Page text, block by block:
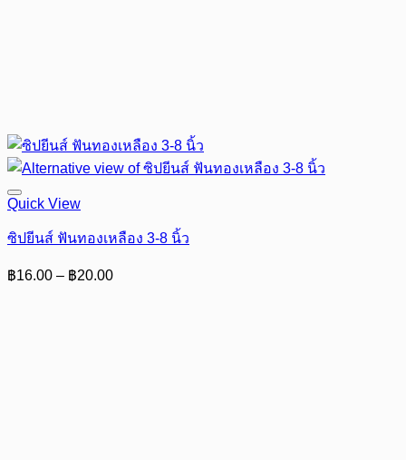
Quick View
ซิปยีนส์ ฟันทองเหลือง 3-8 นิ้ว
฿16.00 – ฿20.00Price